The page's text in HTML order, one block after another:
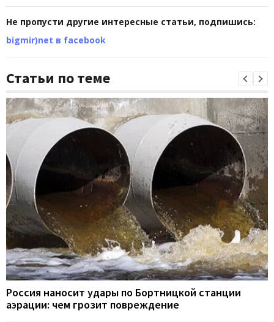
Не пропусти другие интересные статьи, подпишись:
bigmir)net в facebook
Статьи по теме
Россия наносит удары по Бортницкой станции
аэрации: чем грозит повреждение